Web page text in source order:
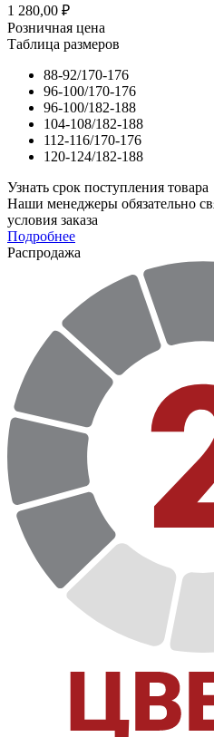
1 280,00 ₽
Розничная цена
Таблица размеров
88-92/170-176
96-100/170-176
96-100/182-188
104-108/182-188
112-116/170-176
120-124/182-188
Узнать срок поступления товара
Наши менеджеры обязательно
условия заказа
Подробнее
Распродажа